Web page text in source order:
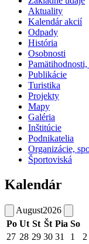
Aktuality
Kalendár akcií
Odpady
História
Osobnosti
Publikácie
Turistika
Projekty
Mapy
Galéria
Inštitúcie
Podnikatelia
Organizácie,
Športoviská
Kalendár
August2026
Po Ut St Št Pia So
27 28 29 30 31 1 2